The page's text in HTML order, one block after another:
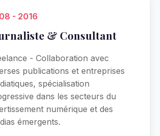
- 2016
& Consultant
- Collaboration avec
publications et entreprises
spécialisation
dans les secteurs du
numérique et des
émergents.